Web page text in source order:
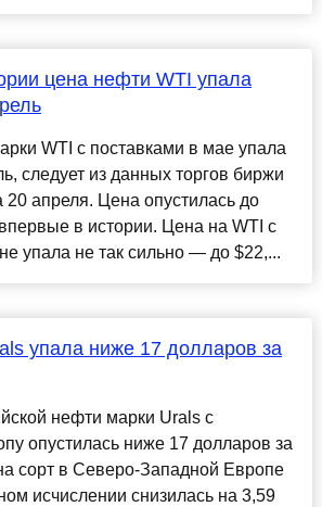
цена нефти WTI упала
WTI с поставками в мае упала
следует из данных торгов биржи
20 апреля. Цена опустилась до
в истории. Цена на WTI с
упала не так сильно — до $22,...
упала ниже 17 долларов за
нефти марки Urals с
опустилась ниже 17 долларов за
сорт в Северо-Западной Европе
исчислении снизилась на 3,59